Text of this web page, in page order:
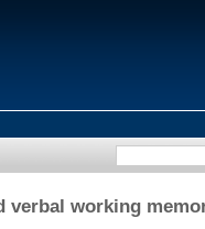
verbal working